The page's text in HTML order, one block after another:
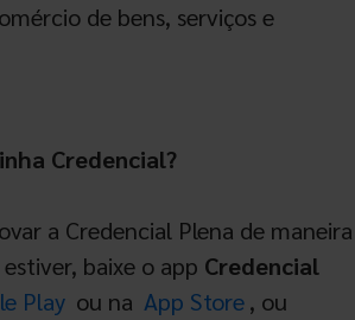
de bens, serviços e
Credencial?
a Credencial Plena de maneira
baixe o app Credencial
Play ou na App Store, ou